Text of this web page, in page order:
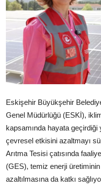
Sağlık
SON DAKİKA
Asayiş
Köşe Yazısı
Dernek
Galeri
Gastronomi
E-GAZETE
Eskişehir Büyükşehir
Genel Müdürlüğü (ESKİ),
kapsamında hayata geçirdiği
çevresel etkisini azaltmayı
Arıtma Tesisi çatısında
(GES), temiz enerji üretiminin
azaltılmasına da katkı